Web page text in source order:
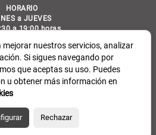
mejorar nuestros servicios, analizar
Si sigues navegando por
que aceptas su uso. Puedes
u obtener más información en
Rechazar
HORARIO
a JUEVES
a 19:00 horas
a 14:30 horas
de Castro, 6 Madrid 28010
/ email: info@detarima.com